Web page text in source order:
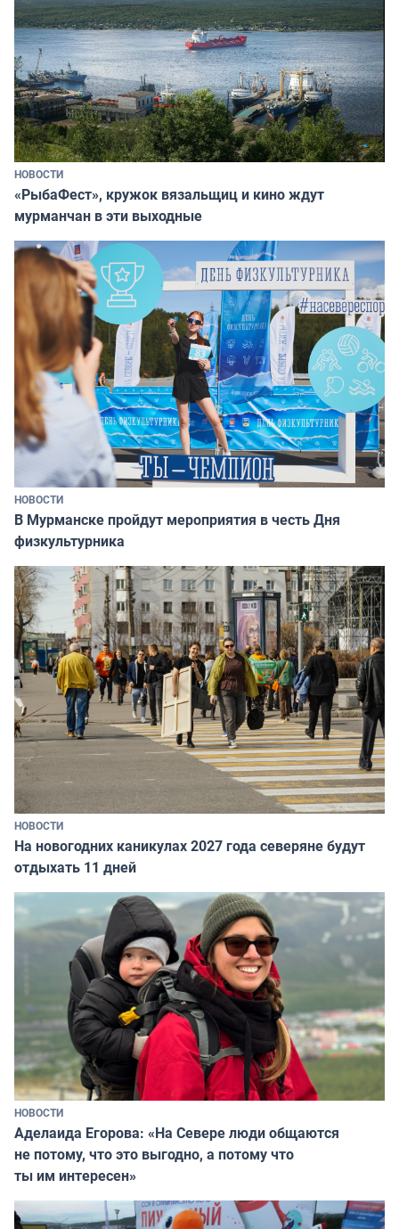
НОВОСТИ
«РыбаФест», кружок вязальщиц и кино ждут
мурманчан в эти выходные
НОВОСТИ
В Мурманске пройдут мероприятия в честь Дня
физкультурника
НОВОСТИ
На новогодних каникулах 2027 года северяне будут
отдыхать 11 дней
НОВОСТИ
Аделаида Егорова: «На Севере люди общаются
не потому, что это выгодно, а потому что
ты им интересен»